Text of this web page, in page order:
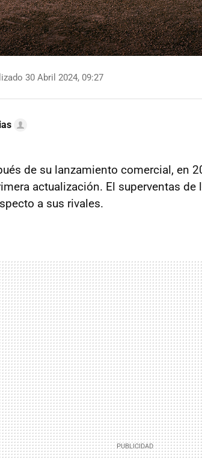
30 Abril 2024, 09:27
de su lanzamiento comercial, en
actualización. El superventas
a sus rivales.